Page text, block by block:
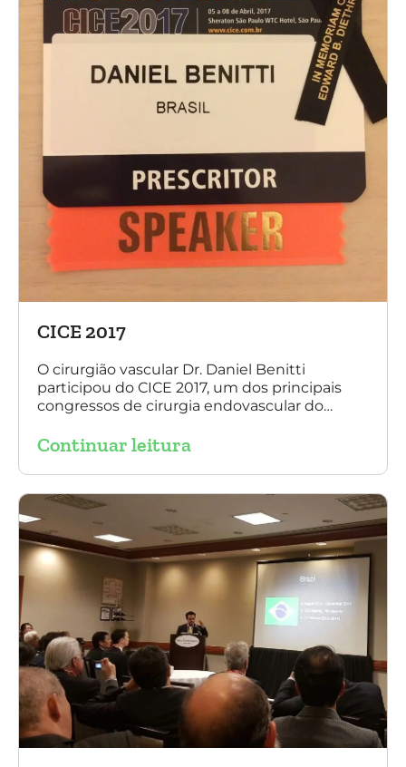
CICE 2017
O cirurgião vascular Dr. Daniel Benitti
participou do CICE 2017, um dos principais
congressos de cirurgia endovascular do
sobre a experiência brasileira no tratamento
multilayer. Mais de 200 pacientes operados
sem nenhum caso de paraplegia!
Continuar leitura